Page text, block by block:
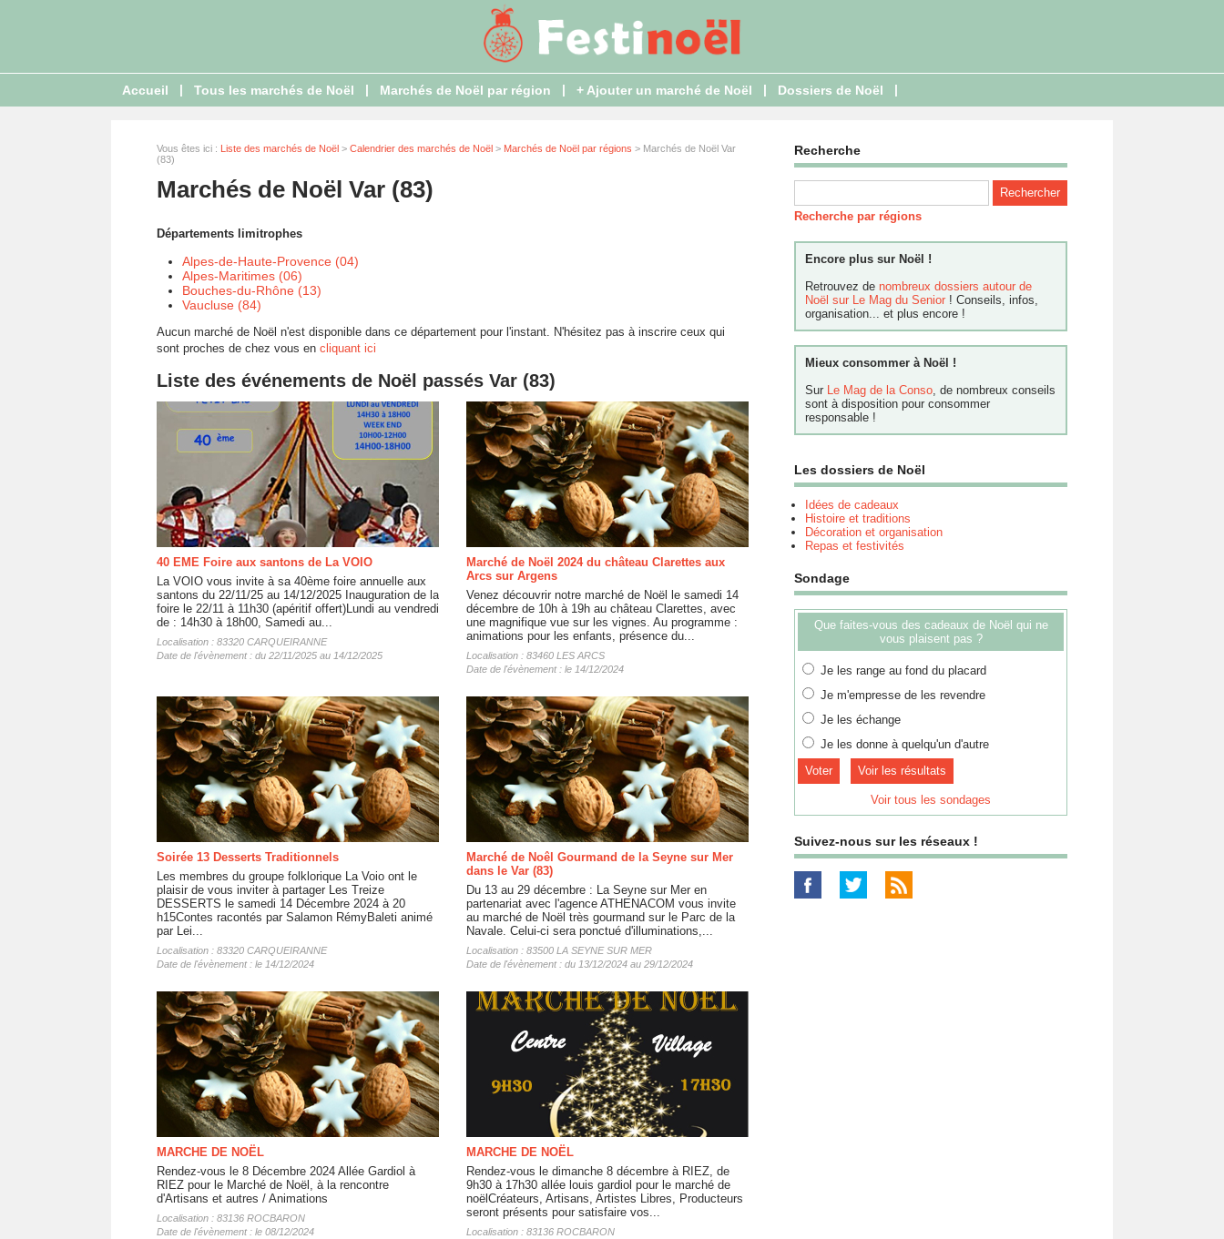
Accueil | Tous les marchés de Noël | Marchés de Noël par région | + Ajouter un marché de Noël | Dossiers de Noël |
Vous êtes ici : Liste des marchés de Noël > Calendrier des marchés de Noël > Marchés de Noël par régions > Marchés de Noël Var
(83)
Marchés de Noël Var (83)
Départements limitrophes
Alpes-de-Haute-Provence (04)
Alpes-Maritimes (06)
Bouches-du-Rhône (13)
Vaucluse (84)
Aucun marché de Noël n'est disponible dans ce département pour l'instant. N'hésitez pas à inscrire ceux qui
sont proches de chez vous en cliquant ici
Liste des événements de Noël passés Var (83)
40 EME Foire aux santons de La VOIO
La VOIO vous invite à sa 40ème foire annuelle aux
santons du 22/11/25 au 14/12/2025 Inauguration de la
foire le 22/11 à 11h30 (apéritif offert)Lundi au vendredi
de : 14h30 à 18h00, Samedi au...
Localisation : 83320 CARQUEIRANNE
Date de l'évènement : du 22/11/2025 au 14/12/2025
Marché de Noël 2024 du château Clarettes aux
Arcs sur Argens
Venez découvrir notre marché de Noël le samedi 14
décembre de 10h à 19h au château Clarettes, avec
une magnifique vue sur les vignes. Au programme :
animations pour les enfants, présence du...
Localisation : 83460 LES ARCS
Date de l'évènement : le 14/12/2024
Soirée 13 Desserts Traditionnels
Les membres du groupe folklorique La Voio ont le
plaisir de vous inviter à partager Les Treize
DESSERTS le samedi 14 Décembre 2024 à 20
h15Contes racontés par Salamon RémyBaleti animé
par Lei...
Localisation : 83320 CARQUEIRANNE
Date de l'évènement : le 14/12/2024
Marché de Noêl Gourmand de la Seyne sur Mer
dans le Var (83)
Du 13 au 29 décembre : La Seyne sur Mer en
partenariat avec l'agence ATHENACOM vous invite
au marché de Noël très gourmand sur le Parc de la
Navale. Celui-ci sera ponctué d'illuminations,...
Localisation : 83500 LA SEYNE SUR MER
Date de l'évènement : du 13/12/2024 au 29/12/2024
MARCHE DE NOËL
Rendez-vous le 8 Décembre 2024 Allée Gardiol à
RIEZ pour le Marché de Noël, à la rencontre
d'Artisans et autres / Animations
Localisation : 83136 ROCBARON
Date de l'évènement : le 08/12/2024
MARCHE DE NOËL
Rendez-vous le dimanche 8 décembre à RIEZ, de
9h30 à 17h30 allée louis gardiol pour le marché de
noëlCréateurs, Artisans, Artistes Libres, Producteurs
seront présents pour satisfaire vos...
Localisation : 83136 ROCBARON
Recherche
Recherche par régions
Encore plus sur Noël !
Retrouvez de nombreux dossiers autour de
Noël sur Le Mag du Senior ! Conseils, infos,
organisation... et plus encore !
Mieux consommer à Noël !
Sur Le Mag de la Conso, de nombreux conseils
sont à disposition pour consommer
responsable !
Les dossiers de Noël
Idées de cadeaux
Histoire et traditions
Décoration et organisation
Repas et festivités
Sondage
Que faites-vous des cadeaux de Noël qui ne
vous plaisent pas ?
Je les range au fond du placard
Je m'empresse de les revendre
Je les échange
Je les donne à quelqu'un d'autre
Voir les résultats
Voir tous les sondages
Suivez-nous sur les réseaux !